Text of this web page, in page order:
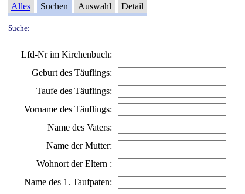
Alles Suchen Auswahl Detail
Suche:
Lfd-Nr im Kirchenbuch:
Geburt des Täuflings:
Taufe des Täuflings:
Vorname des Täuflings:
Name des Vaters:
Name der Mutter:
Wohnort der Eltern :
Name des 1. Taufpaten: